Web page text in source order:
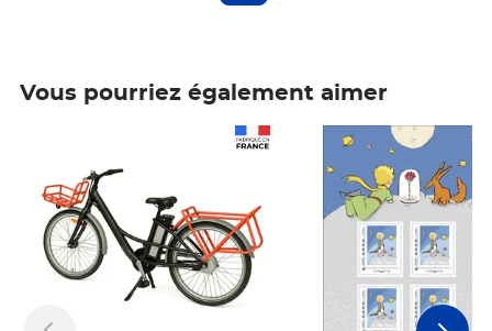
Vous pourriez également aimer
Prix 7,50€